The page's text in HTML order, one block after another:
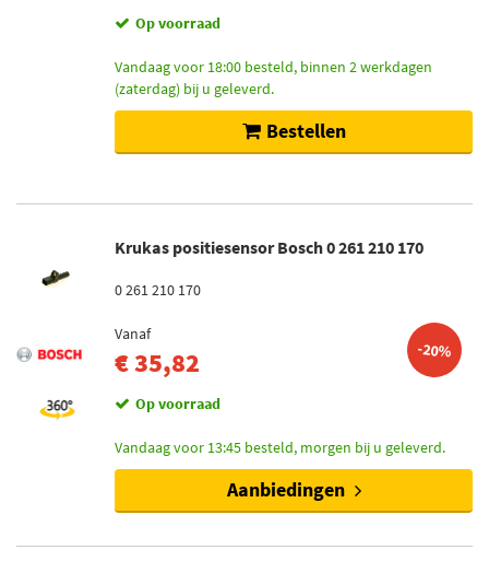
Op voorraad
Vandaag voor 18:00 besteld, binnen 2 werkdagen
(zaterdag) bij u geleverd.
Bestellen
Krukas positiesensor Bosch 0 261 210 170
0 261 210 170
Vanaf
€ 35,82 -20%
Op voorraad
Vandaag voor 13:45 besteld, morgen bij u geleverd.
Aanbiedingen